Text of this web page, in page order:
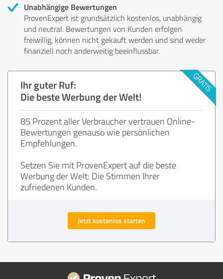
Unabhängige Bewertungen
ProvenExpert ist grundsätzlich kostenlos, unabhängig
und neutral. Bewertungen von Kunden erfolgen
freiwillig, können nicht gekauft werden und sind weder
finanziell noch anderweitig beeinflussbar.
Ihr guter Ruf:
Die beste Werbung der Welt!
85 Prozent aller Verbraucher vertrauen Online-
Bewertungen genauso wie persönlichen
Empfehlungen.
Setzen Sie mit ProvenExpert auf die beste
Werbung der Welt: Die Stimmen Ihrer
zufriedenen Kunden.
Jetzt kostenlos starten